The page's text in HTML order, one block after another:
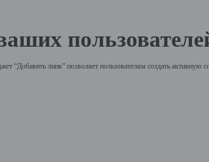
“Добавить линк” позволяет пользователям создать активную